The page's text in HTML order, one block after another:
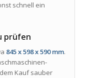
schnell ein
prüfen
845 x 598 x 590 mm.
Kauf sauber